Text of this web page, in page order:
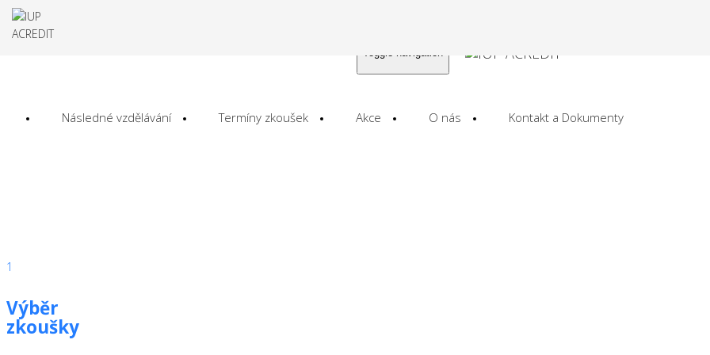
Toggle navigation
Následné vzdělávání Termíny zkoušek Akce O nás Kontakt a Dokumenty
1
Výběr
zkoušky